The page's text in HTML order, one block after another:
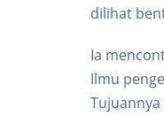
dilihat
Ia
Ilmu